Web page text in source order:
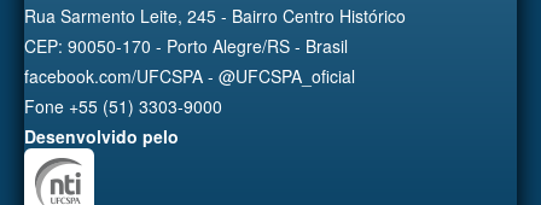
Rua Sarmento Leite, 245 - Bairro Centro Histórico
CEP: 90050-170 - Porto Alegre/RS - Brasil
facebook.com/UFCSPA - @UFCSPA_oficial
Fone +55 (51) 3303-9000
Desenvolvido pelo